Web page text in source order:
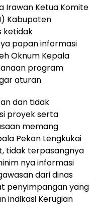
Irawan Ketua Komite
Kabupaten
ketidak
papan informasi
Oknum Kepala
program
aturan
dan tidak
proyek serta
memang
Pekon Lengkukai
tidak terpasangnya
nya informasi
dari dinas
penyimpangan yang
indikasi Kerugian